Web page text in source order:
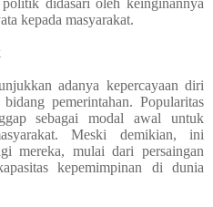
kepada masyarakat.
adanya kepercayaan diri
pemerintahan. Popularitas
sebagai modal awal untuk
Meski demikian, ini
mereka, mulai dari persaingan
kepemimpinan di dunia